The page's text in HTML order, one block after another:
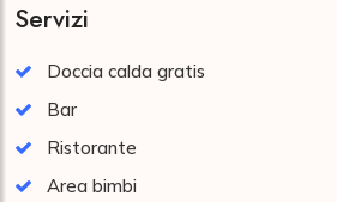
Servizi
Doccia calda gratis
Bar
Ristorante
Area bimbi